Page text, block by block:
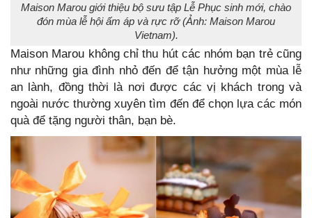
Maison Marou giới thiệu bộ sưu tập Lễ Phục sinh mới, chào
đón mùa lễ hội ấm áp và rực rỡ (Ảnh: Maison Marou
Vietnam).
Maison Marou không chỉ thu hút các nhóm bạn trẻ cũng
như những gia đình nhỏ đến để tận hưởng một mùa lễ
an lành, đồng thời là nơi được các vị khách trong và
ngoài nước thường xuyên tìm đến để chọn lựa các món
quà để tặng người thân, bạn bè.